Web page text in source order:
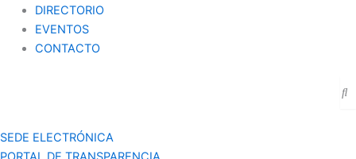
DIRECTORIO
EVENTOS
CONTACTO
SEDE ELECTRÓNICA